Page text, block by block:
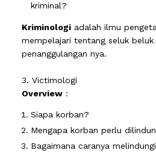
kriminal?
Kriminologi adalah ilmu
mempelajari tentang seluk beluk
penanggulangan nya.
3. Victimologi
Overview :
Siapa korban?
Mengapa korban perlu
Bagaimana caranya